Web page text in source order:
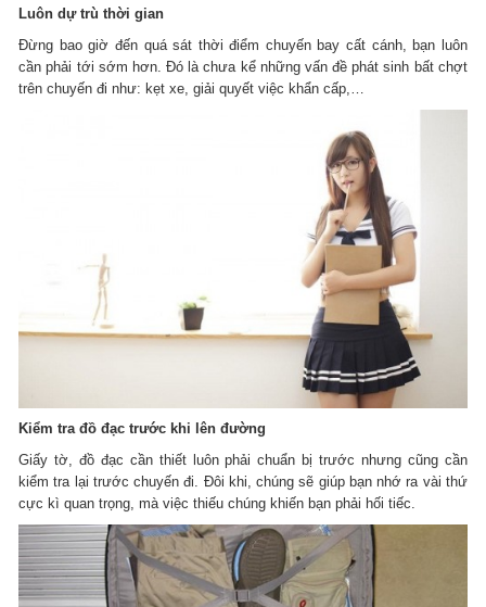
Luôn dự trù thời gian
Đừng bao giờ đến quá sát thời điểm chuyến bay cất cánh, bạn luôn
cần phải tới sớm hơn. Đó là chưa kể những vấn đề phát sinh bất chợt
trên chuyến đi như: kẹt xe, giải quyết việc khẩn cấp,…
Kiểm tra đồ đạc trước khi lên đường
Giấy tờ, đồ đạc cần thiết luôn phải chuẩn bị trước nhưng cũng cần
kiểm tra lại trước chuyến đi. Đôi khi, chúng sẽ giúp bạn nhớ ra vài thứ
cực kì quan trọng, mà việc thiếu chúng khiến bạn phải hối tiếc.